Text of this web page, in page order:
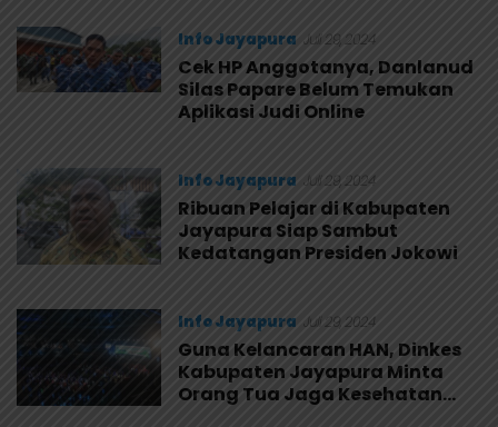
Info Jayapura Juli 29, 2024
Cek HP Anggotanya, Danlanud
Silas Papare Belum Temukan
Aplikasi Judi Online
Info Jayapura Juli 29, 2024
Ribuan Pelajar di Kabupaten
Jayapura Siap Sambut
Kedatangan Presiden Jokowi
Info Jayapura Juli 29, 2024
Guna Kelancaran HAN, Dinkes
Kabupaten Jayapura Minta
Orang Tua Jaga Kesehatan